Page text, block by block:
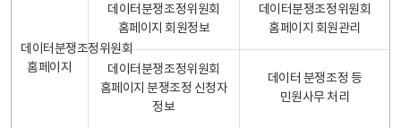
데이터분쟁조정위원회
홈페이지
데이터분쟁조정위원회
홈페이지 회원정보
데이터분쟁조정위원회
홈페이지 회원관리
데이터분쟁조정위원회
홈페이지 분쟁조정 신청자
정보
데이터 분쟁조정 등
민원사무 처리